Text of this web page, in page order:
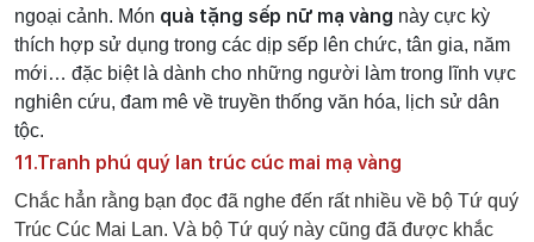
ngoại cảnh. Món quà tặng sếp nữ mạ vàng này cực kỳ
thích hợp sử dụng trong các dịp sếp lên chức, tân gia, năm
mới… đặc biệt là dành cho những người làm trong lĩnh vực
nghiên cứu, đam mê về truyền thống văn hóa, lịch sử dân
tộc.
11.Tranh phú quý lan trúc cúc mai mạ vàng
Chắc hẳn rằng bạn đọc đã nghe đến rất nhiều về bộ Tứ quý
Trúc Cúc Mai Lan. Và bộ Tứ quý này cũng đã được khắc